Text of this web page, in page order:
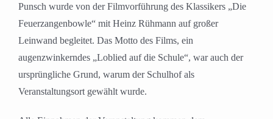
Punsch wurde von der Filmvorführung des Klassikers „Die
Feuerzangenbowle“ mit Heinz Rühmann auf großer
Leinwand begleitet. Das Motto des Films, ein
augenzwinkerndes „Loblied auf die Schule“, war auch der
ursprüngliche Grund, warum der Schulhof als
Veranstaltungsort gewählt wurde.